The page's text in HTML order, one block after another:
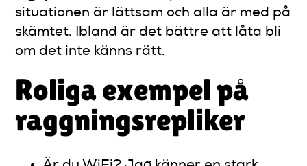
situationen är lättsam och alla är med på
skämtet. Ibland är det bättre att låta bli
om det inte känns rätt.
Roliga exempel på
raggningsrepliker